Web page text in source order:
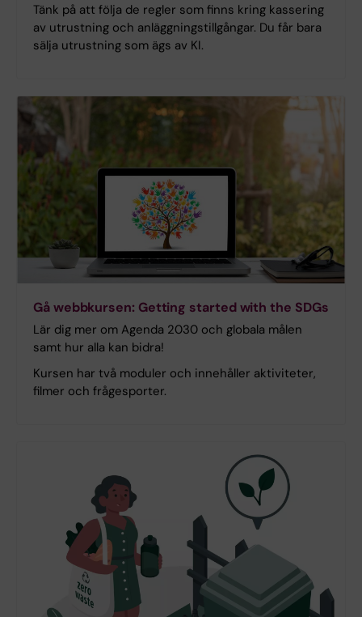
Tänk på att följa de regler som finns kring kassering
av utrustning och anläggningstillgångar. Du får bara
sälja utrustning som ägs av KI.
Gå webbkursen: Getting started with the SDGs
Lär dig mer om Agenda 2030 och globala målen
samt hur alla kan bidra!
Kursen har två moduler och innehåller aktiviteter,
filmer och frågesporter.